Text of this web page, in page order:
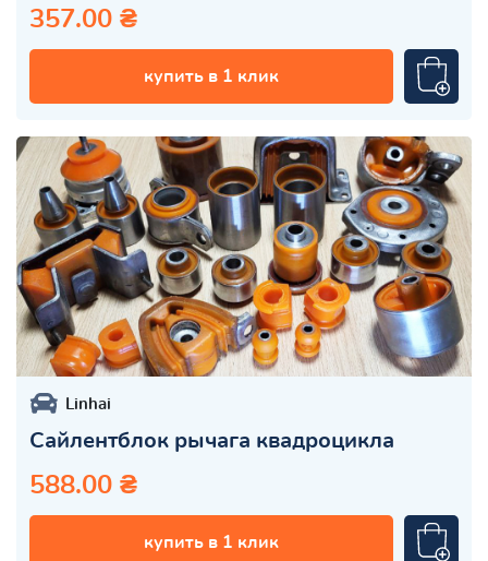
357.00 ₴
купить в 1 клик
Linhai
Сайлентблок рычага квадроцикла
588.00 ₴
купить в 1 клик